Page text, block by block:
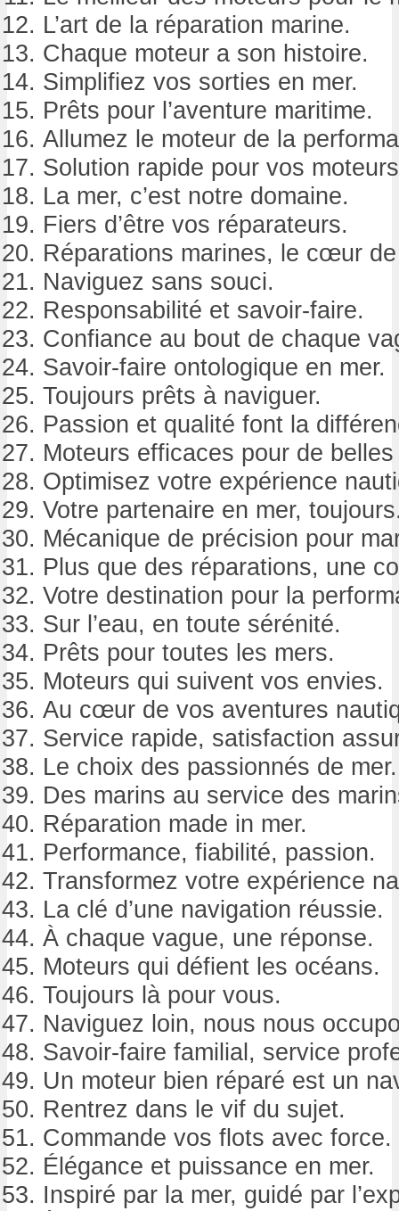
L’art de la réparation marine.
Chaque moteur a son histoire.
Simplifiez vos sorties en mer.
Prêts pour l’aventure maritime.
Allumez le moteur de la
Solution rapide pour vos
La mer, c’est notre domaine.
Fiers d’être vos réparateurs.
Réparations marines, le cœur
Naviguez sans souci.
Responsabilité et savoir-faire.
Confiance au bout de chaque
Savoir-faire ontologique en mer.
Toujours prêts à naviguer.
Passion et qualité font la
Moteurs efficaces pour de
Optimisez votre expérience
Votre partenaire en mer,
Mécanique de précision pour
Plus que des réparations, une
Votre destination pour la
Sur l’eau, en toute sérénité.
Prêts pour toutes les mers.
Moteurs qui suivent vos envies.
Au cœur de vos aventures
Service rapide, satisfaction
Le choix des passionnés de mer.
Des marins au service des
Réparation made in mer.
Performance, fiabilité, passion.
Transformez votre expérience
La clé d’une navigation réussie.
À chaque vague, une réponse.
Moteurs qui défient les océans.
Toujours là pour vous.
Naviguez loin, nous nous
Savoir-faire familial, service
Un moteur bien réparé est un
Rentrez dans le vif du sujet.
Commande vos flots avec force.
Élégance et puissance en mer.
Inspiré par la mer, guidé par